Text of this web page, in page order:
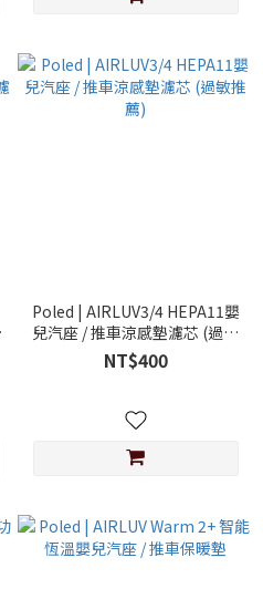
Poled | AIRLUV3/4 HEPA11嬰
兒汽座 / 推車涼感墊濾芯 (過敏
推薦)
NT$400